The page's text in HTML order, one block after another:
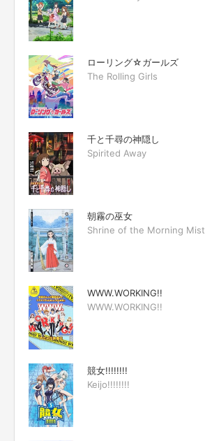
ローリング☆ガールズ
The Rolling Girls
千と千尋の神隠し
Spirited Away
朝霧の巫女
Shrine of the Morning Mist
WWW.WORKING!!
WWW.WORKING!!
競女!!!!!!!!
Keijo!!!!!!!!